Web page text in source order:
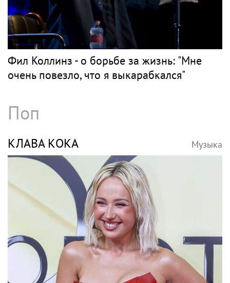
Фил Коллинз - о борьбе за жизнь: "Мне
очень повезло, что я выкарабкался"
Поп
КЛАВА КОКА Музыка